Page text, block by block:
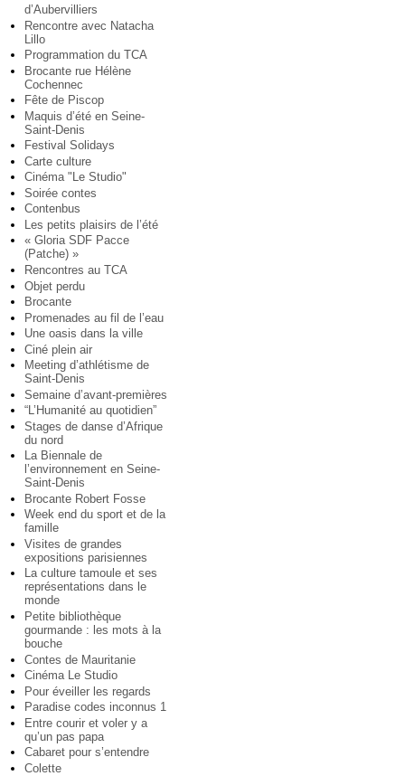
d’Aubervilliers
Rencontre avec Natacha
Lillo
Programmation du TCA
Brocante rue Hélène
Cochennec
Fête de Piscop
Maquis d’été en Seine-
Saint-Denis
Festival Solidays
Carte culture
Cinéma "Le Studio"
Soirée contes
Contenbus
Les petits plaisirs de l’été
« Gloria SDF Pacce
(Patche) »
Rencontres au TCA
Objet perdu
Brocante
Promenades au fil de l’eau
Une oasis dans la ville
Ciné plein air
Meeting d’athlétisme de
Saint-Denis
Semaine d’avant-premières
“L’Humanité au quotidien”
Stages de danse d’Afrique
du nord
La Biennale de
l’environnement en Seine-
Saint-Denis
Brocante Robert Fosse
Week end du sport et de la
famille
Visites de grandes
expositions parisiennes
La culture tamoule et ses
représentations dans le
monde
Petite bibliothèque
gourmande : les mots à la
bouche
Contes de Mauritanie
Cinéma Le Studio
Pour éveiller les regards
Paradise codes inconnus 1
Entre courir et voler y a
qu’un pas papa
Cabaret pour s’entendre
Colette